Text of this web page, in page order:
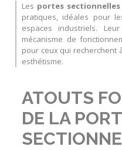
Les portes sectionnelles
pratiques, idéales pour
espaces industriels.
mécanisme de
pour ceux qui recherchent
esthétisme.
ATOUTS
DE LA